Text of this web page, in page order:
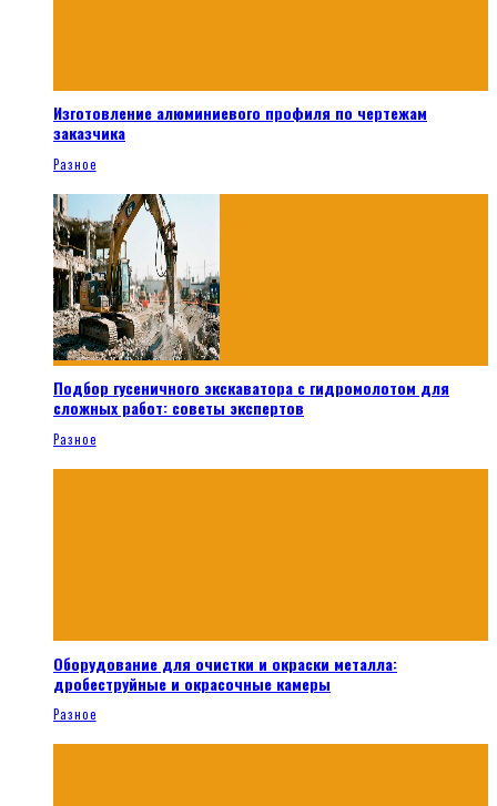
Изготовление алюминиевого профиля по чертежам
заказчика
Разное
Подбор гусеничного экскаватора с гидромолотом для
сложных работ: советы экспертов
Разное
Оборудование для очистки и окраски металла:
дробеструйные и окрасочные камеры
Разное